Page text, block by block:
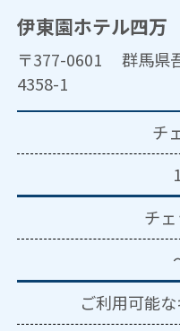
伊東園ホテル四万
〒377-0601 群馬県
4358-1
チ
チ
ご利用可能な